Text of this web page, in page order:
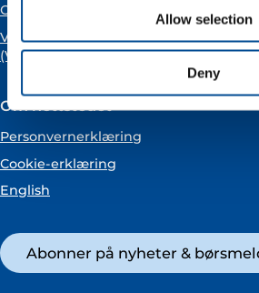
Allow selection
Deny
Om oss
VARSLING
(Vår Energi varslingstjeneste)
Om nettstedet
Personvernerklæring
Cookie-erklæring
English
Abonner på nyheter &